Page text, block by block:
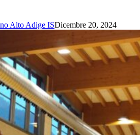
Alto Adige ISDicembre 20, 2024